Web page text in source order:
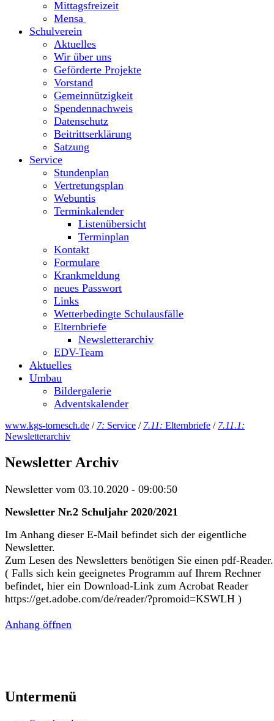
Mittagsfreizeit
Mensa
Schulverein
Aktuelles
Wir über uns
Geförderte Projekte
Vorstand
Gemeinnützigkeit
Spendennachweis
Datenschutz
Beitrittserklärung
Satzung
Service
Stundenplan
Vertretungsplan
Webuntis
Terminkalender
Listenübersicht
Terminplan
Kontakt
Formulare
Krankmeldung
neues Passwort
Links
Wetterbedingte Schulausfälle
Elternbriefe
Newsletterarchiv
EDV-Team
Aktuelles
Umbau
Bildergalerie
Adventskalender
www.kgs-tornesch.de / 7: Service / 7.11: Elternbriefe / 7.11.1:
Newsletterarchiv
Newsletter Archiv
Newsletter vom 03.10.2020 - 09:00:50
Newsletter Nr.2 Schuljahr 2020/2021
Im Anhang dieser E-Mail befindet sich der eigentliche
Newsletter.
Zum Lesen des Newsletters benötigen Sie einen pdf-Reader.
( Falls sich kein geeignetes Programm auf Ihrem Rechner
befindet, hier ein Download-Link zum Acrobat Reader
https://get.adobe.com/de/reader/?promoid=KSWLH )
Anhang öffnen
Untermenü